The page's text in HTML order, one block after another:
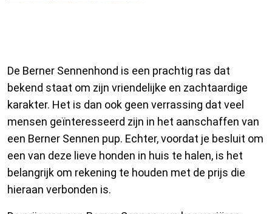
De Berner Sennenhond is een prachtig ras dat
bekend staat om zijn vriendelijke en zachtaardige
karakter. Het is dan ook geen verrassing dat veel
mensen geïnteresseerd zijn in het aanschaffen van
een Berner Sennen pup. Echter, voordat je besluit om
een van deze lieve honden in huis te halen, is het
belangrijk om rekening te houden met de prijs die
hieraan verbonden is.